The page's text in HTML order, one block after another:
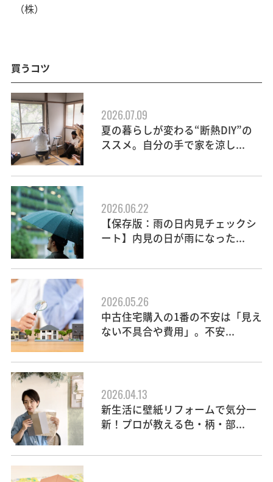
（株）
買うコツ
2026.07.09
夏の暮らしが変わる“断熱DIY”の
ススメ。自分の手で家を涼し...
2026.06.22
【保存版：雨の日内見チェックシ
ート】内見の日が雨になった...
2026.05.26
中古住宅購入の1番の不安は「見え
ない不具合や費用」。不安...
2026.04.13
新生活に壁紙リフォームで気分一
新！プロが教える色・柄・部...